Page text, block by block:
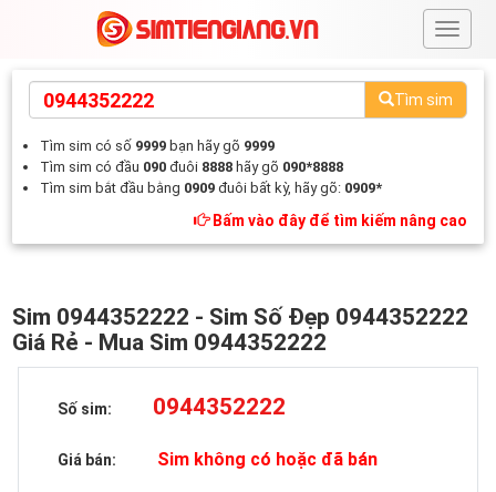
#
Tìm sim
Tìm sim có số 9999 bạn hãy gõ 9999
Tìm sim có đầu 090 đuôi 8888 hãy gõ 090*8888
Tìm sim bắt đầu bằng 0909 đuôi bất kỳ, hãy gõ: 0909*
Bấm vào đây để tìm kiếm nâng cao
Sim 0944352222 - Sim Số Đẹp 0944352222
Giá Rẻ - Mua Sim 0944352222
Số sim: 0944352222
Giá bán: Sim không có hoặc đã bán